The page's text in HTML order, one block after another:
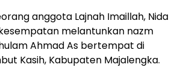
anggota Lajnah Imaillah, Nida
melantunkan nazm
Ahmad As bertempat di
Kasih, Kabupaten Majalengka.